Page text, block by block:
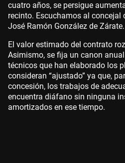
cuatro años, se persigue
recinto. Escuchamos al concejal
José Ramón González de Zárate.
El valor estimado del contrato
Asimismo, se fija un canon
técnicos que han elaborado los
consideran “ajustado” ya que,
concesión, los trabajos de
encuentra diáfano sin ninguna
amortizados en ese tiempo.